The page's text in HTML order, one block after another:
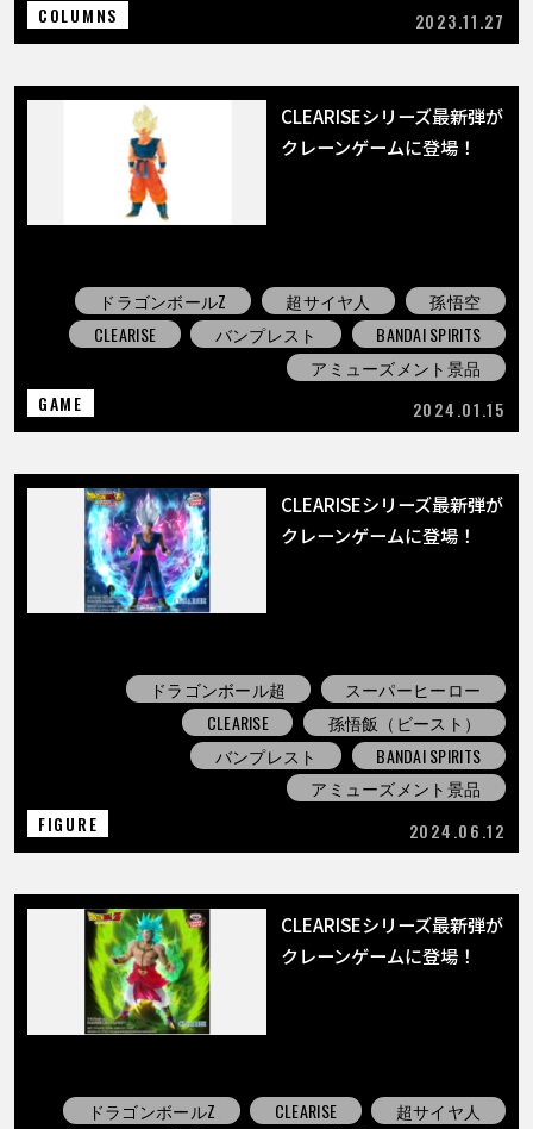
COLUMNS
2023.11.27
CLEARISEシリーズ最新弾が
クレーンゲームに登場！
ドラゴンボールZ 超サイヤ人
孫悟空
CLEARISE
バンプレスト
BANDAI SPIRITS
アミューズメント景品
GAME
2024.01.15
CLEARISEシリーズ最新弾が
クレーンゲームに登場！
ドラゴンボール超
スーパーヒーロー
CLEARISE
孫悟飯（ビースト）
バンプレスト
BANDAI SPIRITS
アミューズメント景品
FIGURE
2024.06.12
CLEARISEシリーズ最新弾が
クレーンゲームに登場！
ドラゴンボールZ CLEARISE
超サイヤ人